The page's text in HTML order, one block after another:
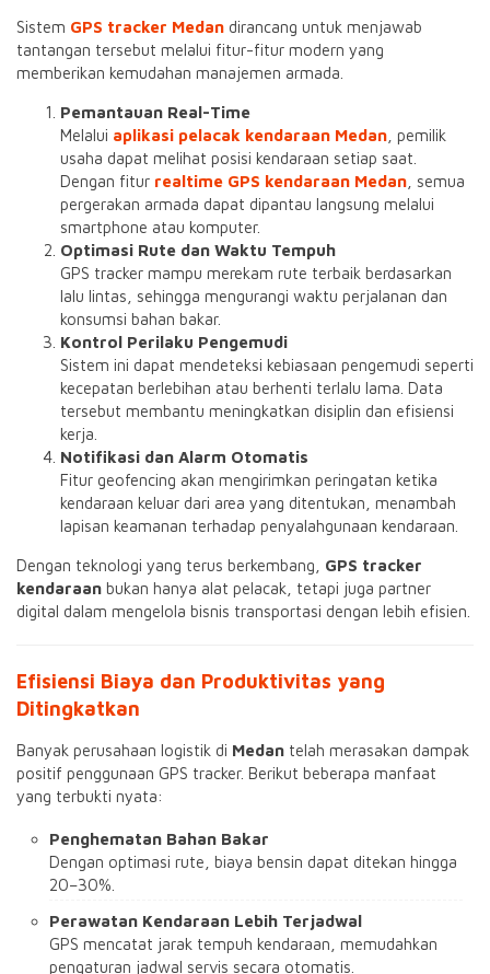
Sistem GPS tracker Medan dirancang untuk menjawab
tantangan tersebut melalui fitur-fitur modern yang
memberikan kemudahan manajemen armada.
Pemantauan Real-Time
Melalui aplikasi pelacak kendaraan Medan , pemilik
usaha dapat melihat posisi kendaraan setiap saat.
Dengan fitur realtime GPS kendaraan Medan , semua
pergerakan armada dapat dipantau langsung melalui
smartphone atau komputer.
Optimasi Rute dan Waktu Tempuh
GPS tracker mampu merekam rute terbaik berdasarkan
lalu lintas, sehingga mengurangi waktu perjalanan dan
konsumsi bahan bakar.
Kontrol Perilaku Pengemudi
Sistem ini dapat mendeteksi kebiasaan pengemudi seperti
kecepatan berlebihan atau berhenti terlalu lama. Data
tersebut membantu meningkatkan disiplin dan efisiensi
kerja.
Notifikasi dan Alarm Otomatis
Fitur geofencing akan mengirimkan peringatan ketika
kendaraan keluar dari area yang ditentukan, menambah
lapisan keamanan terhadap penyalahgunaan kendaraan.
Dengan teknologi yang terus berkembang, GPS tracker
kendaraan bukan hanya alat pelacak, tetapi juga partner
digital dalam mengelola bisnis transportasi dengan lebih efisien.
Efisiensi Biaya dan Produktivitas yang
Ditingkatkan
Banyak perusahaan logistik di Medan telah merasakan dampak
positif penggunaan GPS tracker. Berikut beberapa manfaat
yang terbukti nyata:
Penghematan Bahan Bakar
Dengan optimasi rute, biaya bensin dapat ditekan hingga
20–30%.
Perawatan Kendaraan Lebih Terjadwal
GPS mencatat jarak tempuh kendaraan, memudahkan
pengaturan jadwal servis secara otomatis.